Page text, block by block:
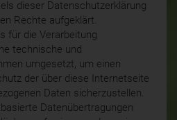
dieser Datenschutzerklärung
Rechte aufgeklärt.
für die Verarbeitung
technische und
umgesetzt, um einen
der über diese Internetseite
Daten sicherzustellen.
Datenübertragungen